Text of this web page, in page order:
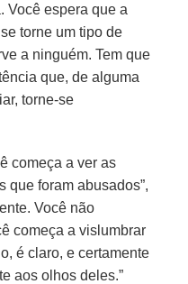
Você espera que a
torne um tipo de
a ninguém. Tem que
que, de alguma
torne-se
começa a ver as
que foram abusados”,
Você não
começa a vislumbrar
é claro, e certamente
aos olhos deles.”